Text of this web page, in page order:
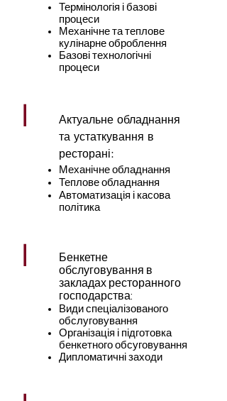
Термінологія і базові
процеси
Механічне та теплове
кулінарне оброблення
Базові технологічні
процеси
Актуальне обладнання
та устаткування в
ресторані:
Механічне обладнання
Теплове обладнання
Автоматизація і касова
політика
Бенкетне
обслуговування в
закладах ресторанного
господарства:
Види спеціалізованого
обслуговування
Організація і підготовка
бенкетного обсуговування
Дипломатичні заходи